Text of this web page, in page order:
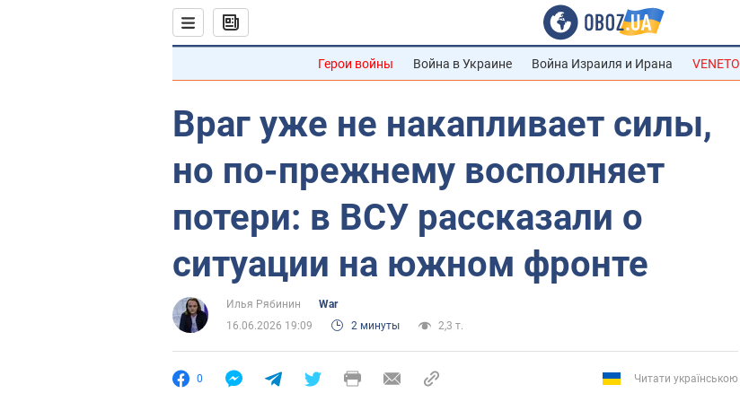
Герои войны Война в Украине Война Израиля и Ирана VENETO
Враг уже не накапливает силы,
но по-прежнему восполняет
потери: в ВСУ рассказали о
ситуации на южном фронте
Илья Рябинин
War
16.06.2026 19:09
2 минуты 2,3 т.
0 Читати українською